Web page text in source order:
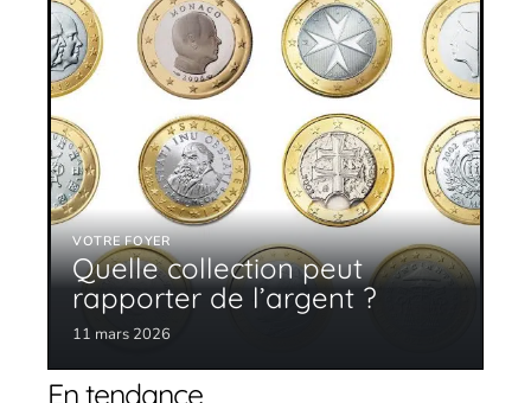
VOTRE FOYER
Quelle collection peut
rapporter de l’argent ?
11 mars 2026
En tendance